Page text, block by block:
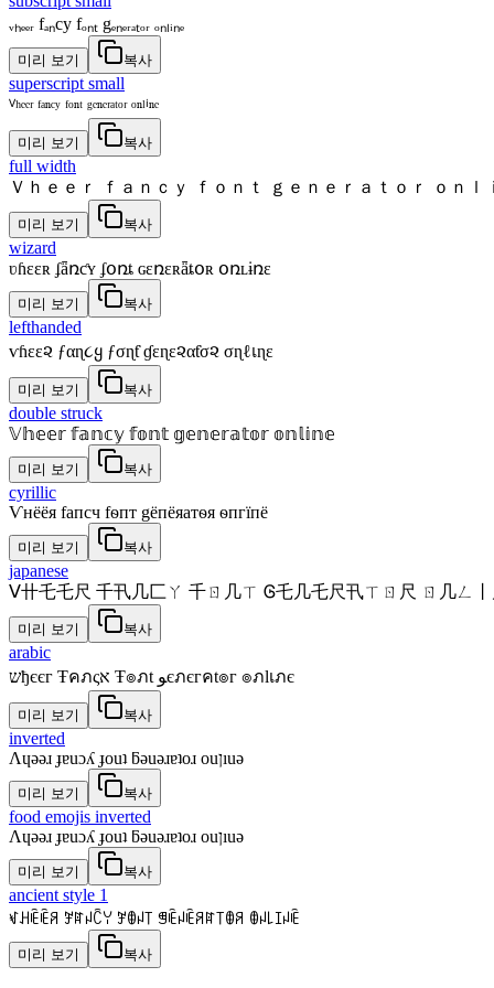
ᵥₕₑₑᵣ fₐₙcy fₒₙₜ gₑₙₑᵣₐₜₒᵣ ₒₙₗᵢₙₑ
미리 보기 복사
superscript small
ⱽʰᵉᵉʳ ᶠᵃⁿᶜʸ ᶠᵒⁿᵗ ᵍᵉⁿᵉʳᵃᵗᵒʳ ᵒⁿˡⁱⁿᵉ
미리 보기 복사
full width
Ｖｈｅｅｒ ｆａｎｃｙ ｆｏｎｔ ｇｅｎｅｒａｔｏｒ ｏｎｌ
미리 보기 복사
wizard
ʋɦɛɛʀ ʄǟռƈʏ ʄօռȶ ɢɛռɛʀǟȶօʀ օռʟɨռɛ
미리 보기 복사
lefthanded
ѵɦεε૨ ƒαɳ૮ყ ƒσɳƭ ɠεɳε૨αƭσ૨ σɳℓเɳε
미리 보기 복사
double struck
𝕍𝕙𝕖𝕖𝕣 𝕗𝕒𝕟𝕔𝕪 𝕗𝕠𝕟𝕥 𝕘𝕖𝕟𝕖𝕣𝕒𝕥𝕠𝕣 𝕠𝕟𝕝𝕚𝕟𝕖
미리 보기 복사
cyrillic
Ѵнёёя fапcч fѳпт gёпёяатѳя ѳпгїпё
미리 보기 복사
japanese
ᐯ卄乇乇尺 千卂几匚ㄚ 千ㄖ几ㄒ Ꮆ乇几乇尺卂ㄒㄖ尺 ㄖ几ㄥ
미리 보기 복사
arabic
שђєєг Ŧคภςא Ŧ๏ภt ﻮєภєгคt๏г ๏ภlเภє
미리 보기 복사
inverted
Λɥǝǝɹ ɟɐuɔʎ ɟouʇ ƃǝuǝɹɐʇoɹ ouןıuǝ
미리 보기 복사
food emojis inverted
Λɥǝǝɹ ɟɐuɔʎ ɟouʇ ƃǝuǝɹɐʇoɹ ouןıuǝ
미리 보기 복사
ancient style 1
ꃴꃅꍟꍟꋪ ꎇꍏꈤꉓꌩ ꎇꂦꈤ꓄ ꁅꍟꈤꍟꋪꍏ꓄ꂦꋪ ꂦꈤ꒒ꀤꈤꍟ
미리 보기 복사